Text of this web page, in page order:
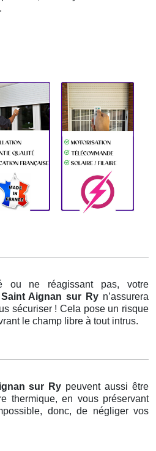
.
ou ne réagissant pas, votre
Aignan sur Ry n’assurera
sécuriser ! Cela pose un risque
le champ libre à tout intrus.
sur Ry peuvent aussi être
thermique, en vous préservant
donc, de négliger vos